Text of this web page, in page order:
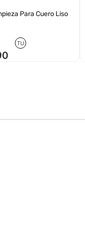
Para Cuero Liso
TU